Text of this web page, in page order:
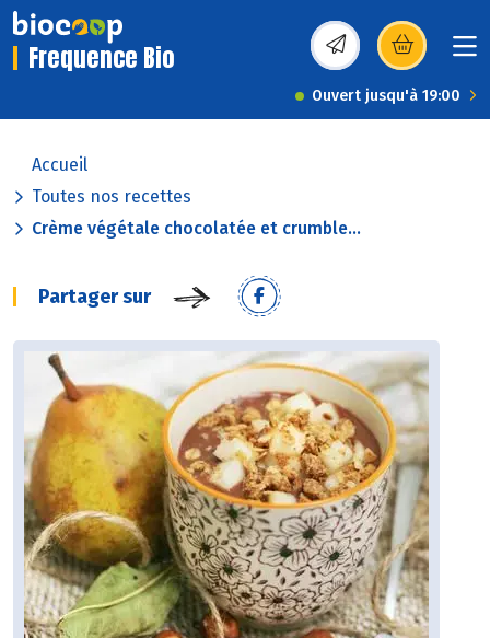
Frequence Bio (s’ouvre dans une
Ouvert jusqu'à 19:00
Accueil
Toutes nos recettes
Crème végétale chocolatée et crumble...
Partager sur